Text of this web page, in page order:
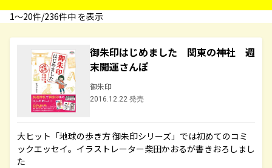
1〜20件/236件中 を表示
御朱印はじめました 関東の神社 週
末開運さんぽ
御朱印
2016.12.22 発売
大ヒット「地球の歩き方 御朱印シリーズ」では初めてのコミ
ックエッセイ。イラストレーター柴田かおるが書きおろしまし
た